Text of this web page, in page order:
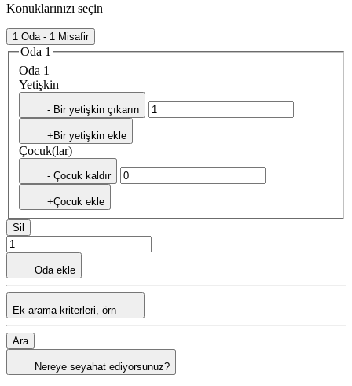
Konuklarınızı seçin
1 Oda - 1 Misafir
Oda 1
Oda 1
Yetişkin
- Bir yetişkin çıkarın
+Bir yetişkin ekle
Çocuk(lar)
- Çocuk kaldır
+Çocuk ekle
Sil
Oda ekle
Ek arama kriterleri, örn
Ara
Nereye seyahat ediyorsunuz?